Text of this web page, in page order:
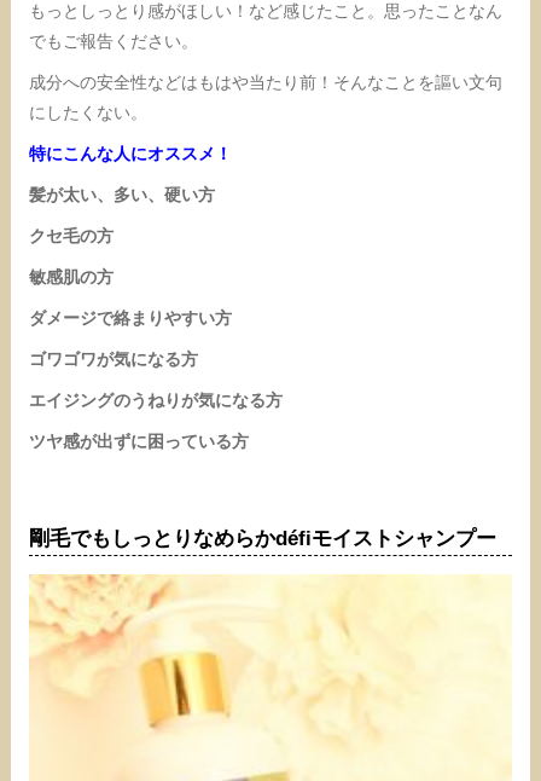
もっとしっとり感がほしい！など感じたこと。思ったことなん
でもご報告ください。
成分への安全性などはもはや当たり前！そんなことを謳い文句
にしたくない。
特にこんな人にオススメ！
髪が太い、多い、硬い方
クセ毛の方
敏感肌の方
ダメージで絡まりやすい方
ゴワゴワが気になる方
エイジングのうねりが気になる方
ツヤ感が出ずに困っている方
剛毛でもしっとりなめらかdéfiモイストシャンプー